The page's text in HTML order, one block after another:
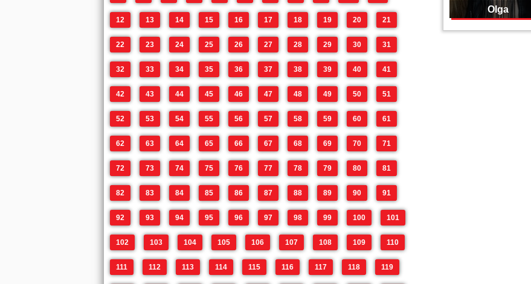
Olga
12 13 14 15 16 17 18 19 20 21
22 23 24 25 26 27 28 29 30 31
32 33 34 35 36 37 38 39 40 41
42 43 44 45 46 47 48 49 50 51
52 53 54 55 56 57 58 59 60 61
62 63 64 65 66 67 68 69 70 71
72 73 74 75 76 77 78 79 80 81
82 83 84 85 86 87 88 89 90 91
92 93 94 95 96 97 98 99 100 101
102 103 104 105 106 107 108 109 110
111 112 113 114 115 116 117 118 119